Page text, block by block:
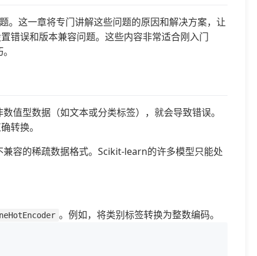
。这一章将专门讲解这些问题的原因和解决方案，让
错误和版本兼容问题。这些内容非常适合刚入门
值型数据（如文本或分类标签），就会导致错误。
转换。
容的稀疏数据格式。Scikit-learn的许多模型只能处
。例如，将类别标签转换为整数编码。